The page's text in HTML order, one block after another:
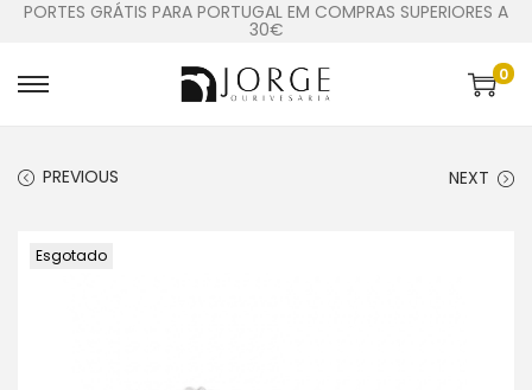
PORTES GRÁTIS PARA PORTUGAL EM COMPRAS SUPERIORES A
30€
0
PREVIOUS NEXT
Esgotado